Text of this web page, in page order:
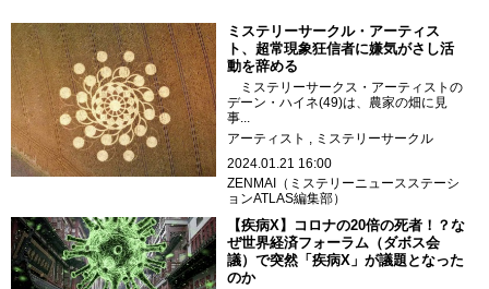
ミステリーサークル・アーティス
ト、超常現象狂信者に嫌気がさし活
動を辞める
ミステリーサークス・アーティストの
デーン・ハイネ(49)は、農家の畑に見
事...
アーティスト
ミステリーサークル
2024.01.21 16:00
ZENMAI（ミステリーニュースステーシ
ョンATLAS編集部）
【疾病X】コロナの20倍の死者！？な
ぜ世界経済フォーラム（ダボス会
議）で突然「疾病X」が議題となった
のか